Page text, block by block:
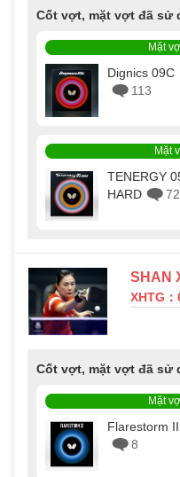
Cốt vợt, mặt vợt đã sử
Mặt
Dignics 09C
113
Mặt
TENERGY
HARD
72
SHAN
XHTG：
Cốt vợt, mặt vợt đã sử
Mặt
Flarestorm II
8